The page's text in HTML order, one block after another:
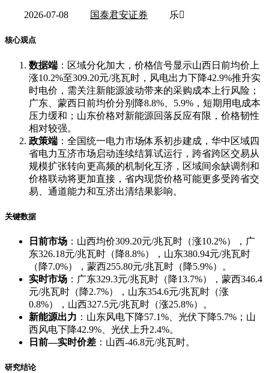
2026-07-08 国泰君安证券 乐
核心观点
数据端 ：区域分化加大，价格信号显示山西日前均价上
涨10.2%至309.20元/兆瓦时，风电出力下降42.9%推升实
时电价，需关注新能源波动带来的采购成本上行风险；
广东、蒙西日前均价分别降8.8%、5.9%，短期用电成本
压力缓和；山东价格对新能源回落反应有限，价格韧性
相对较强。
政策端 ：全国统一电力市场体系初步建成，华中区域四
省电力互济市场启动连续结算试运行，跨省跨区交易从
规模扩张转向更高频的机制化互济，区域间余缺调剂和
价格联动将更加直接，省内现货价格可能更多受跨省交
易、通道能力和互济出清结果影响。
关键数据
日前市场 ：山西均价309.20元/兆瓦时（涨10.2%），广
东326.18元/兆瓦时（降8.8%），山东380.94元/兆瓦时
（降7.0%），蒙西255.80元/兆瓦时（降5.9%）。
实时市场 ：广东329.3元/兆瓦时（降13.7%），蒙西346.4
元/兆瓦时（降2.7%），山东354.6元/兆瓦时（涨
0.8%），山西327.5元/兆瓦时（涨25.8%）。
新能源出力 ：山东风电下降57.1%、光伏下降5.7%；山
西风电下降42.9%、光伏上升2.4%。
日前—实时价差 ：山西-46.8元/兆瓦时。
研究结论